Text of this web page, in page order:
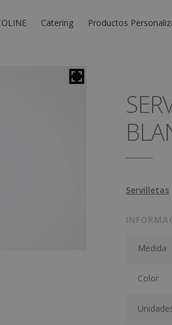
Catering Productos
Servilletas
Medida
Color